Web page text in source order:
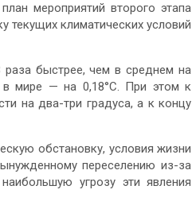
мероприятий второго этапа
текущих климатических условий
раза быстрее, чем в среднем на
в мире — на 0,18°C. При этом к
на два-три градуса, а к концу
обстановку, условия жизни
переселению из-за
угрозу эти явления